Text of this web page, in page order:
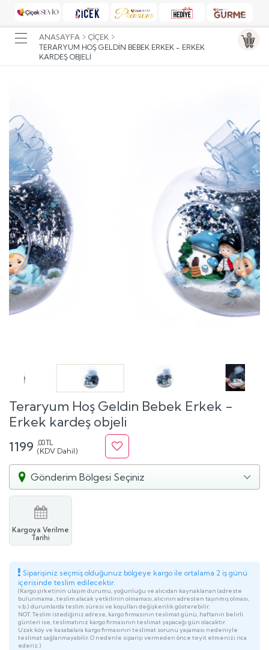
ANASAYFA
ÇIÇEK
TERARYUM HOŞ GELDIN BEBEK ERKEK - ERKEK
KARDEŞ OBJELI
Teraryum Hoş Geldin Bebek Erkek -
Erkek kardeş objeli
1199 ,00 TL
(KDV Dahil)
Gönderim Bölgesi Seçiniz
Kargoya Verilme
Tarihi
Siparişiniz seçmiş olduğunuz bölgeye kargo ile ortalama 2 iş günü
içerisinde teslim edilecektir.
(Kargo şirketinin ulaşım durumu, yoğunluğu ve alıcıdan kaynaklanan (adreste
bulunmama , teslim alacak yetkilinin olmaması, alıcının adresten taşınmış olması,
v.b.) durumlarda teslim süresi ve koşulları değişkenlik gösterebilir.
NOT: Teslim istediğiniz adrese, kargo firmasının teslimat günü, haftanın belirli
günleri ise, teslimatınız kargo firmasının teslimat yapacağı gün olacaktır.
Uzak köy ve kasabalara kargo firmasının teslimat sorunu yaşaması nedeniyle
teslimat sağlanmayabilir. O nedenle siparişi vermeden önce teyit etmenizi rica
ederiz.)